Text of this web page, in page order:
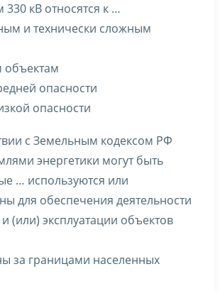
кВ относятся к …
и технически сложным
объектам
опасности
опасности
с Земельным кодексом РФ
энергетики могут быть
… используются или
для обеспечения деятельности
(или) эксплуатации объектов
за границами населенных